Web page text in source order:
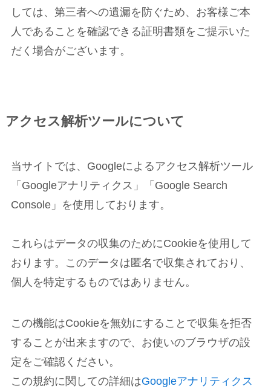
しては、第三者への遺漏を防ぐため、お客様ご本
人であることを確認できる証明書類をご提示いた
だく場合がございます。
アクセス解析ツールについて
当サイトでは、Googleによるアクセス解析ツール
「Googleアナリティクス」「Google Search
Console」を使用しております。
これらはデータの収集のためにCookieを使用して
おります。このデータは匿名で収集されており、
個人を特定するものではありません。
この機能はCookieを無効にすることで収集を拒否
することが出来ますので、お使いのブラウザの設
定をご確認ください。
この規約に関しての詳細はGoogleアナリティクス